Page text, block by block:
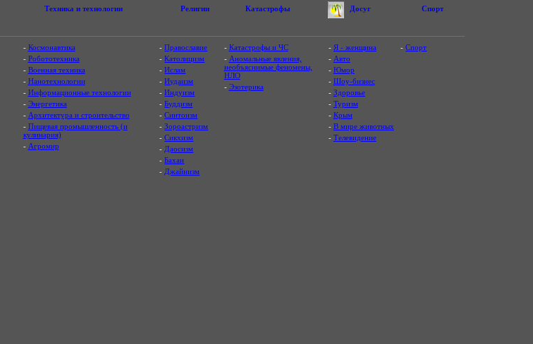
Техника и технологии Религии Катастрофы Досуг Спорт
- Космонавтика
- Робототехника
- Военная техника
- Нанотехнологии
- Информационные технологии
- Энергетика
- Архитектура и строительство
- Пищевая промышленность (и
кулинария)
- Агромир
-Православие
-Католицизм
-Ислам
-Иудаизм
-Индуизм
-Буддизм
-Синтоизм
-Зороастризм
-Сикхизм
- Даосизм
-Бахаи
- Джайнизм
- Катастрофы и ЧС
- Аномальные явления,
необъяснимые феномены,
НЛО
- Эзотерика
- Я - женщина
- Авто
- Юмор
- Шоу-бизнес
- Здоровье
- Туризм
- Крым
- В мире животных
- Телевидение
-Спорт